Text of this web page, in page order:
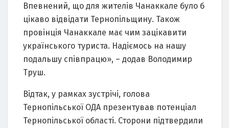
Впевнений, що для жителів Чанаккале було б
цікаво відвідати Тернопільщину. Також
провінція Чанаккале має чим зацікавити
українського туриста. Надіємось на нашу
подальшу співпрацю», – додав Володимир
Труш.
Відтак, у рамках зустрічі, голова
Тернопільської ОДА презентував потенціал
Тернопільської області. Сторони підтвердили